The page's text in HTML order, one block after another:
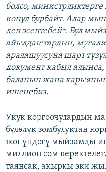
болсо,
көңүл бурбайт. Алар
деп эсептебейт. Бул
айылдаштардын,
аралашуусуна шарт
документ кабыл
баланын жана
ишенебиз.
Укук коргоочулардын
бүлөлүк зомбулуктан
жөнүндөгү мыйзамды
миллион сом
таянсак, акыркы эки